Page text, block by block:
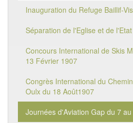
Inauguration du Refuge Baillif-
Séparation de l'Eglise et de l'Etat
Concours International de Skis
13 Février 1907
Congrès International du
Oulx du 18 Août1907
Journées d'Aviation Gap du 7